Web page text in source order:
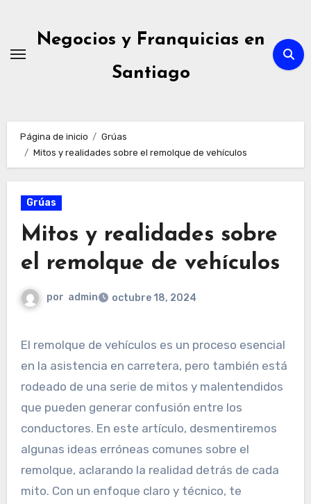
contenidoNegocios y Franquicias en
Santiago
Página de inicio
Grúas
Mitos y realidades sobre el remolque de vehículos
Grúas
Mitos y realidades sobre
el remolque de vehículos
por admin octubre 18, 2024
El remolque de vehículos es un proceso esencial
en la asistencia en carretera, pero también está
rodeado de una serie de mitos y malentendidos
que pueden generar confusión entre los
conductores. En este artículo, desmentiremos
algunas ideas erróneas comunes sobre el
remolque, aclarando la realidad detrás de cada
mito. Con un enfoque claro y técnico, te